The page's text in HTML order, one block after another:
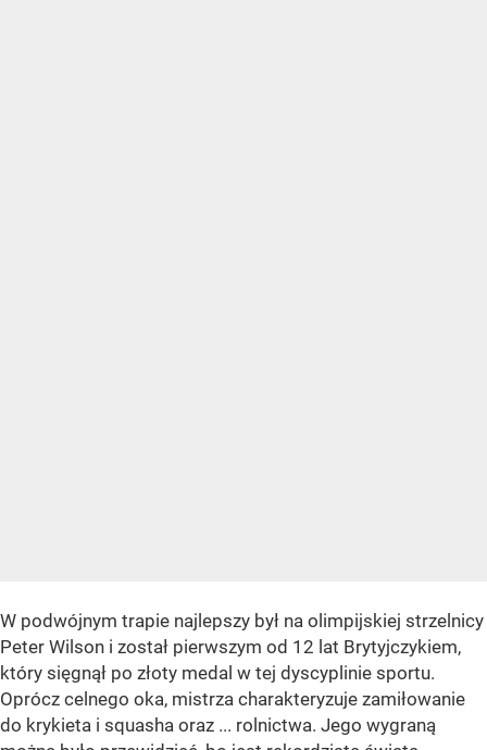
W podwójnym trapie najlepszy był na olimpijskiej strzelnicy
Peter Wilson i został pierwszym od 12 lat Brytyjczykiem,
który sięgnął po złoty medal w tej dyscyplinie sportu.
Oprócz celnego oka, mistrza charakteryzuje zamiłowanie
do krykieta i squasha oraz ... rolnictwa. Jego wygraną